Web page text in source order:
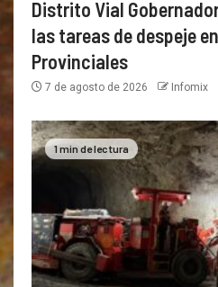
Distrito Vial
las tareas de despeje
Provinciales
7 de agosto de 2026 Infomix
1 min de lectura